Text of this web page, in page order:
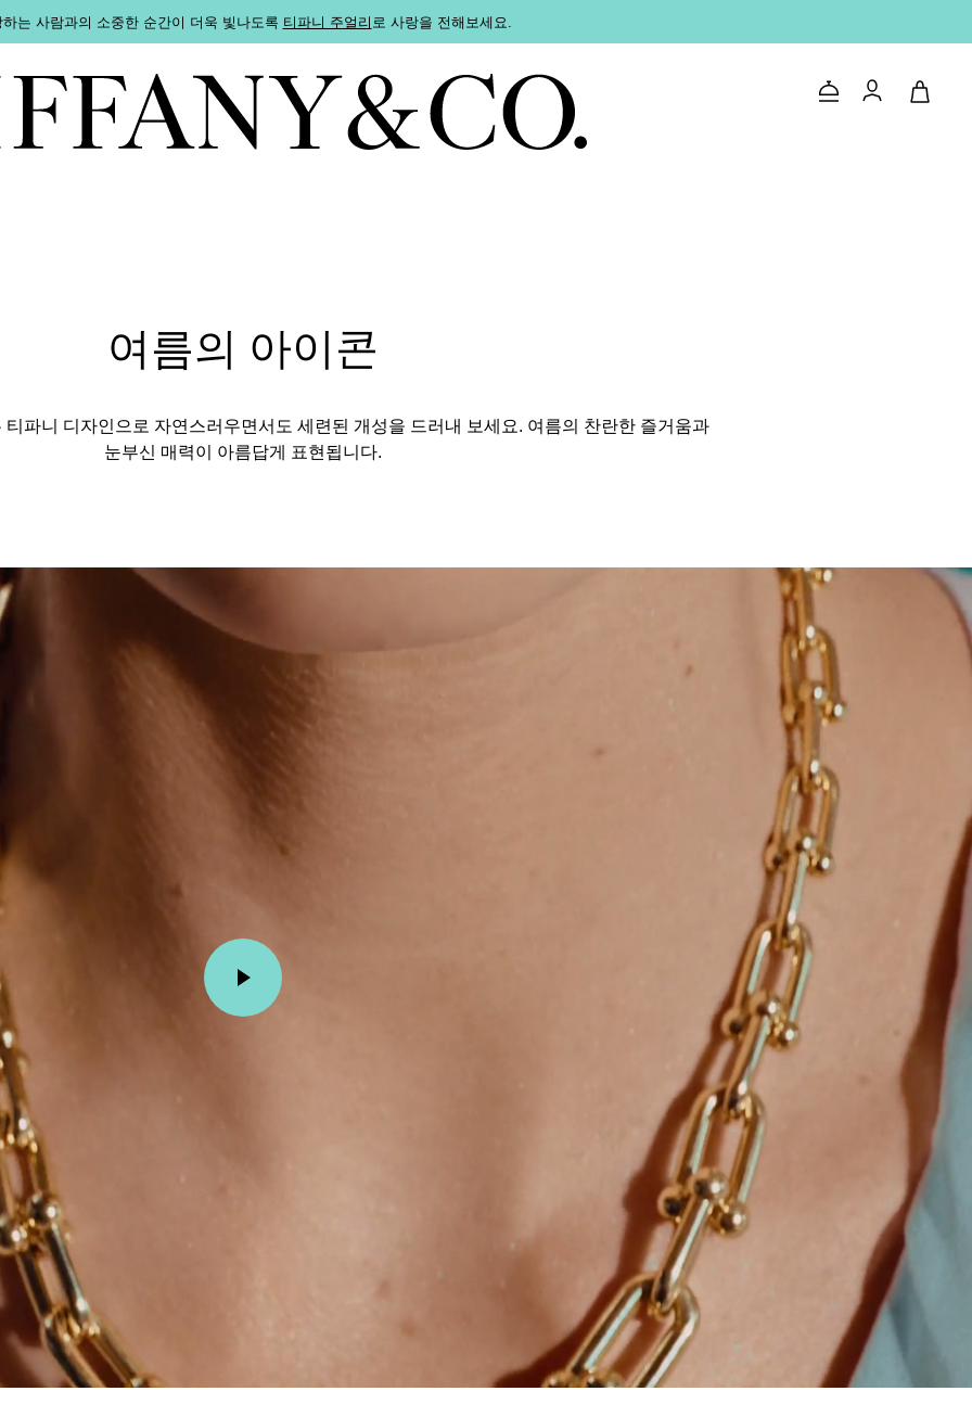
는 사람과의 소중한 순간이 더욱 빛나도록 티파니 주얼리로 사랑을 전해보세요.
문의하기로그인
티파니 다이아몬드 가이드 를 확인해보세요
여름의 아이콘
파니 디자인으로 자연스러우면서도 세련된 개성을 드러내 보세요. 여름의 찬란한 즐거움과
눈부신 매력이 아름답게 표현됩니다.